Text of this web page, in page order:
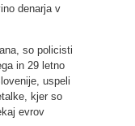
denarja v
so policisti
in 29 letno
uspeli
kjer so
evrov